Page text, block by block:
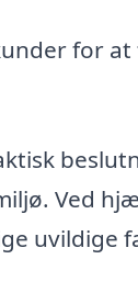
for at
Ved
uvildige